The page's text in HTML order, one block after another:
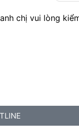
chị vui lòng